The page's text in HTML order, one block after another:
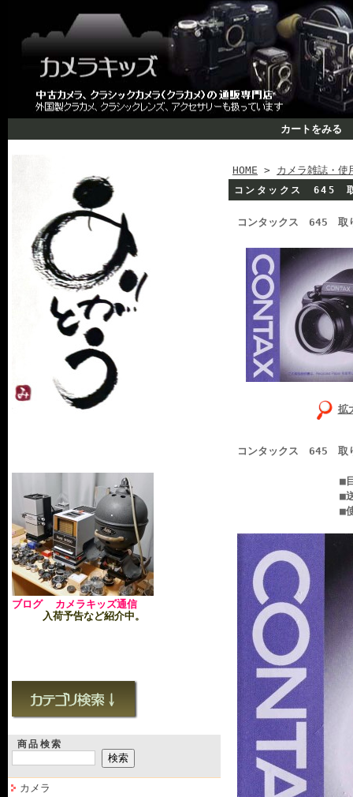
カートをみる
ブログ カメラキッズ通信
入荷予告など紹介中。
商品検索
カメラ
HOME > カメラ雑誌・使
コンタックス 645
コンタックス 645 取
拡
コンタックス 645 取
■目立つ書き込
■送料無
■使用